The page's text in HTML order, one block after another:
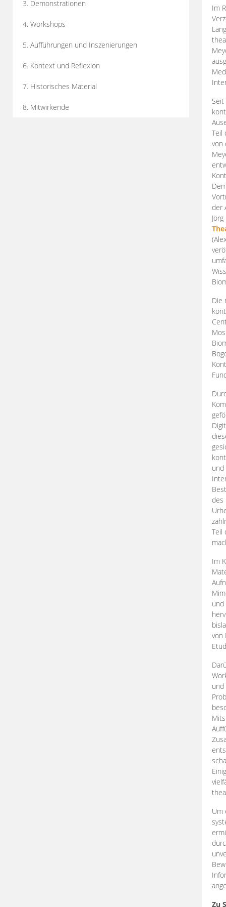
3. Demonstrationen
4. Workshops
5. Aufführungen und Inszenierungen
6. Kontext und Reflexion
7. Historisches Material
8. Mitwirkende
Im
Teil
von
der
Die
des
Teil
Im
und
von
und
Um
Zu